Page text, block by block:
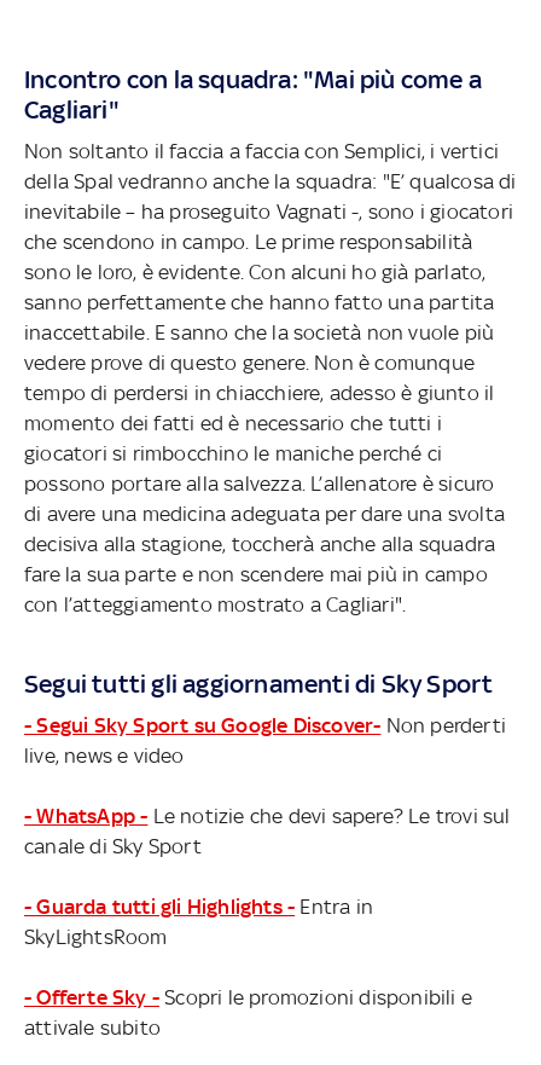
Incontro con la squadra: "Mai più come a
Cagliari"
Non soltanto il faccia a faccia con Semplici, i vertici
della Spal vedranno anche la squadra: "E’ qualcosa di
inevitabile – ha proseguito Vagnati -, sono i giocatori
che scendono in campo. Le prime responsabilità
sono le loro, è evidente. Con alcuni ho già parlato,
sanno perfettamente che hanno fatto una partita
inaccettabile. E sanno che la società non vuole più
vedere prove di questo genere. Non è comunque
tempo di perdersi in chiacchiere, adesso è giunto il
momento dei fatti ed è necessario che tutti i
giocatori si rimbocchino le maniche perché ci
possono portare alla salvezza. L’allenatore è sicuro
di avere una medicina adeguata per dare una svolta
decisiva alla stagione, toccherà anche alla squadra
fare la sua parte e non scendere mai più in campo
con l’atteggiamento mostrato a Cagliari".
Segui tutti gli aggiornamenti di Sky Sport
- Segui Sky Sport su Google Discover- Non perderti
live, news e video
- WhatsApp - Le notizie che devi sapere? Le trovi sul
canale di Sky Sport
- Guarda tutti gli Highlights - Entra in
SkyLightsRoom
- Offerte Sky - Scopri le promozioni disponibili e
attivale subito